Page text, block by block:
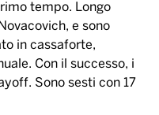
tempo. Longo
e sono
in cassaforte,
Con il successo, i
Sono sesti con 17